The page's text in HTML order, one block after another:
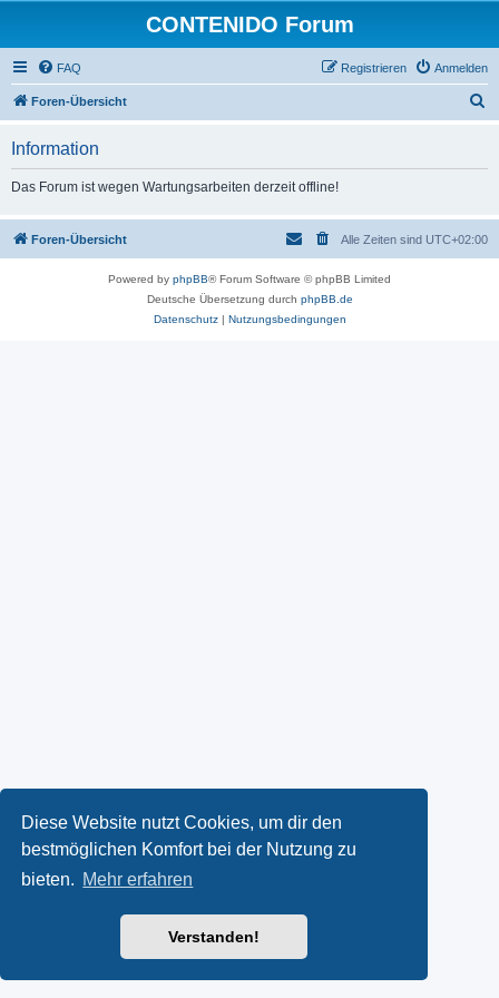
Diese Website nutzt Cookies, um dir den
bestmöglichen Komfort bei der Nutzung zu
bieten. Mehr erfahren
Verstanden!
CONTENIDO Forum
FAQ Anmelden
Registrieren
Foren-Übersicht
Information
Das Forum ist wegen Wartungsarbeiten derzeit offline!
Foren-Übersicht Alle Zeiten sind UTC+02:00
Powered by phpBB® Forum Software © phpBB Limited
Deutsche Übersetzung durch phpBB.de
Datenschutz| Nutzungsbedingungen